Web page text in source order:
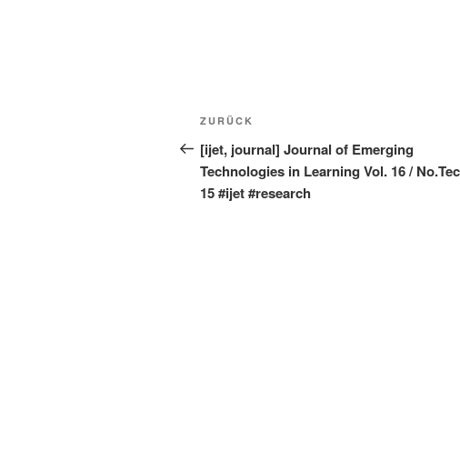
Beitragsnavigation
Vorheriger
Beitrag
ZURÜCK
[ijet, journal] Journal of Emerging
Technologies in Learning Vol. 16 / No.
15 #ijet #research